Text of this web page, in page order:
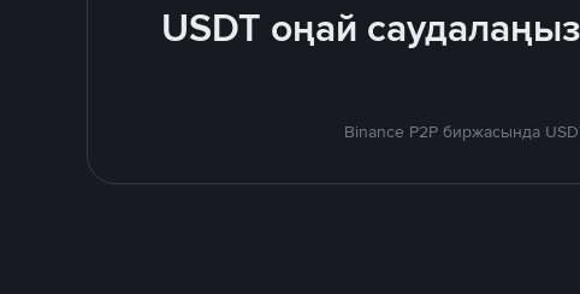
USDT оңай
Binance P2P биржасында